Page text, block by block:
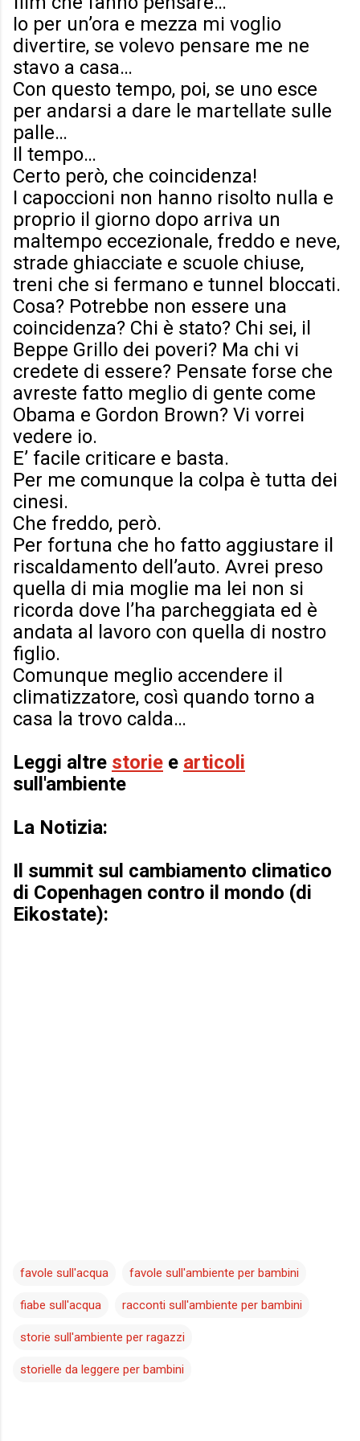
Io per un’ora e mezza mi voglio
divertire, se volevo pensare me ne
stavo a casa…
Con questo tempo, poi, se uno esce
per andarsi a dare le martellate sulle
palle…
Il tempo…
Certo però, che coincidenza!
I capoccioni non hanno risolto nulla e
proprio il giorno dopo arriva un
maltempo eccezionale, freddo e neve,
strade ghiacciate e scuole chiuse,
treni che si fermano e tunnel bloccati.
Cosa? Potrebbe non essere una
coincidenza? Chi è stato? Chi sei, il
Beppe Grillo dei poveri? Ma chi vi
credete di essere? Pensate forse che
avreste fatto meglio di gente come
Obama e Gordon Brown? Vi vorrei
vedere io.
E’ facile criticare e basta.
Per me comunque la colpa è tutta dei
cinesi.
Che freddo, però.
Per fortuna che ho fatto aggiustare il
riscaldamento dell’auto. Avrei preso
quella di mia moglie ma lei non si
ricorda dove l’ha parcheggiata ed è
andata al lavoro con quella di nostro
figlio.
Comunque meglio accendere il
climatizzatore, così quando torno a
casa la trovo calda…
Leggi altre storie e articoli
sull'ambiente
La Notizia:
Il summit sul cambiamento climatico
di Copenhagen contro il mondo (di
Eikostate):
favole sull'acqua favole sull'ambiente per bambini
fiabe sull'acqua racconti sull'ambiente per bambini
storie sull'ambiente per ragazzi
storielle da leggere per bambini